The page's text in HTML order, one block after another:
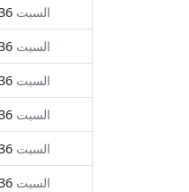
السبت
السبت
السبت
السبت
السبت
السبت